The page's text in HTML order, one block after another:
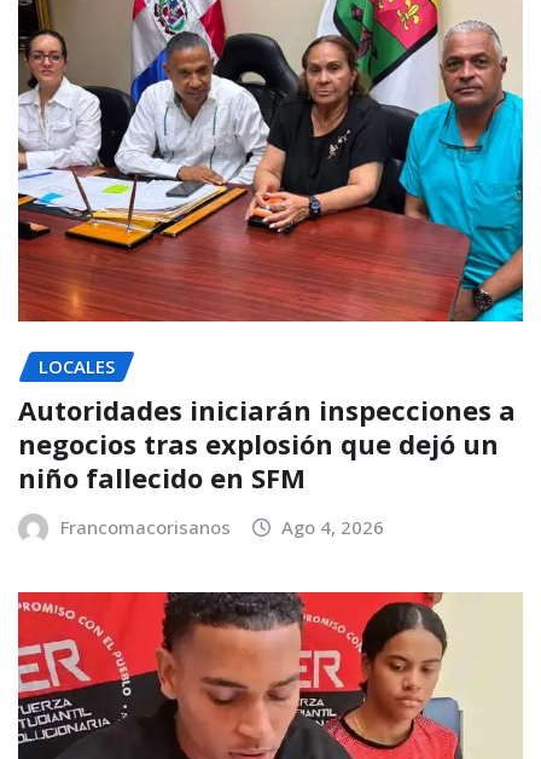
LOCALES
Autoridades iniciarán inspecciones a
negocios tras explosión que dejó un
niño fallecido en SFM
Francomacorisanos Ago 4, 2026